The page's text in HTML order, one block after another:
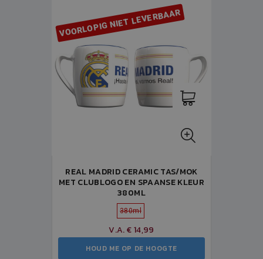
VOORLOPIG NIET LEVERBAAR
REAL MADRID CERAMIC TAS/MOK
MET CLUBLOGO EN SPAANSE KLEUR
380ML
380ml
V.A. € 14,99
HOUD ME OP DE HOOGTE